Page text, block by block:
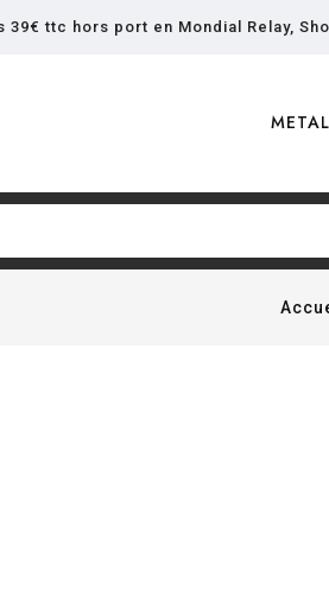
ttc hors port en Mondial Relay,
METAL